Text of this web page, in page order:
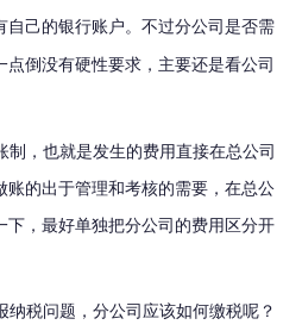
自己的银行账户。不过分公司是否需
点倒没有硬性要求，主要还是看公司
制，也就是发生的费用直接在总公司
账的出于管理和考核的需要，在总公
下，最好单独把分公司的费用区分开
纳税问题，分公司应该如何缴税呢？